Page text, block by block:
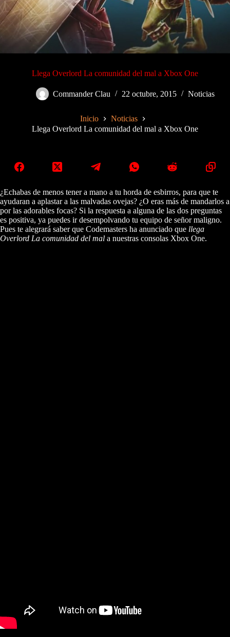
Llega Overlord La comunidad del mal a Xbox One
Commander Clau 22 octubre, 2015 Noticias
Inicio
Noticias
Llega Overlord La comunidad del mal a Xbox One
¿Echabas de menos tener a mano a tu horda de esbirros, para que te
ayudaran a aplastar a las malvadas ovejas? ¿O eras más de mandarlos a
por las adorables focas? Si la respuesta a alguna de las dos preguntas
es positiva, ya puedes ir desempolvando tu equipo de señor maligno.
Pues te alegrará saber que Codemasters ha anunciado que llega
Overlord La comunidad del mal a nuestras consolas Xbox One.